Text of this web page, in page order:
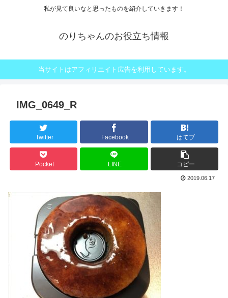
私が見て良いなと思ったものを紹介していきます！
のりちゃんのお役立ち情報
当サイトはアフィリエイト広告を利用しています。
IMG_0649_R
Twitter Facebook はてブ
Pocket LINE コピー
2019.06.17